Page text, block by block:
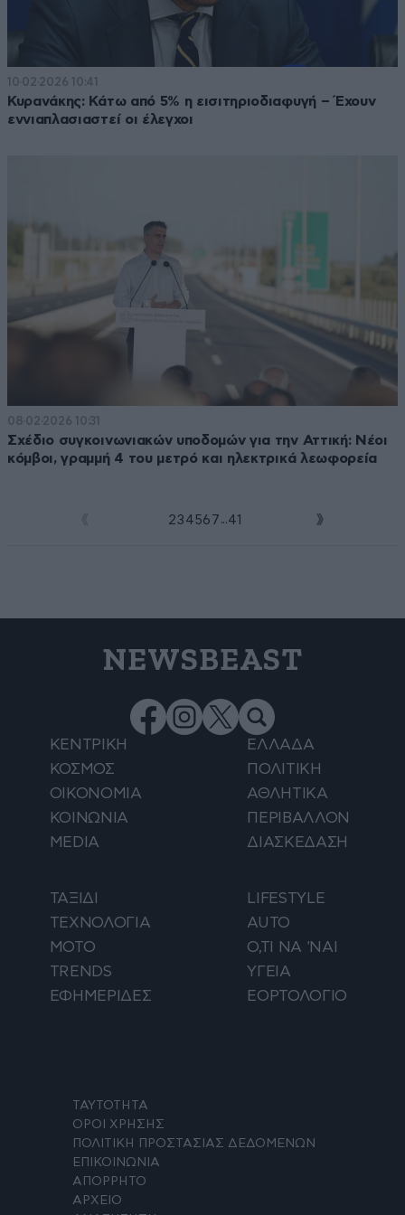
10·02·2026 10:41
Κυρανάκης: Κάτω από 5% η εισιτηριοδιαφυγή – Έχουν
εννιαπλασιαστεί οι έλεγχοι
08·02·2026 10:31
Σχέδιο συγκοινωνιακών υποδομών για την Αττική: Νέοι
κόμβοι, γραμμή 4 του μετρό και ηλεκτρικά λεωφορεία
23 4 56 7 ...41
NEWSBEAST
ΚΕΝΤΡΙΚΗ
ΕΛΛΑΔΑ
ΚΟΣΜΟΣ
ΠΟΛΙΤΙΚΗ
ΟΙΚΟΝΟΜΙΑ
ΑΘΛΗΤΙΚΑ
ΚΟΙΝΩΝΙΑ
ΠΕΡΙΒΑΛΛΟΝ
MEDIA
ΔΙΑΣΚΕΔΑΣΗ
ΤΑΞΙΔΙ
LIFESTYLE
ΤΕΧΝΟΛΟΓΙΑ
AUTO
ΜΟΤΟ
Ο,ΤΙ ΝΑ 'ΝΑΙ
TRENDS
ΥΓΕΙΑ
ΕΦΗΜΕΡΙΔΕΣ
ΕΟΡΤΟΛΟΓΙΟ
ΤΑΥΤΟΤΗΤΑ
ΟΡΟΙ ΧΡΗΣΗΣ
ΠΟΛΙΤΙΚΗ ΠΡΟΣΤΑΣΙΑΣ ΔΕΔΟΜΕΝΩΝ
ΕΠΙΚΟΙΝΩΝΙΑ
ΑΠΟΡΡΗΤΟ
ΑΡΧΕΙΟ